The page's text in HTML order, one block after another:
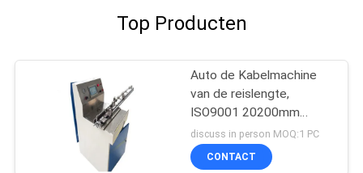
Top Producten
Auto de Kabelmachine
van de reislengte,
ISO9001 20200mm
Autoinspectiemachine
discuss in person MOQ:1 PC
CONTACT